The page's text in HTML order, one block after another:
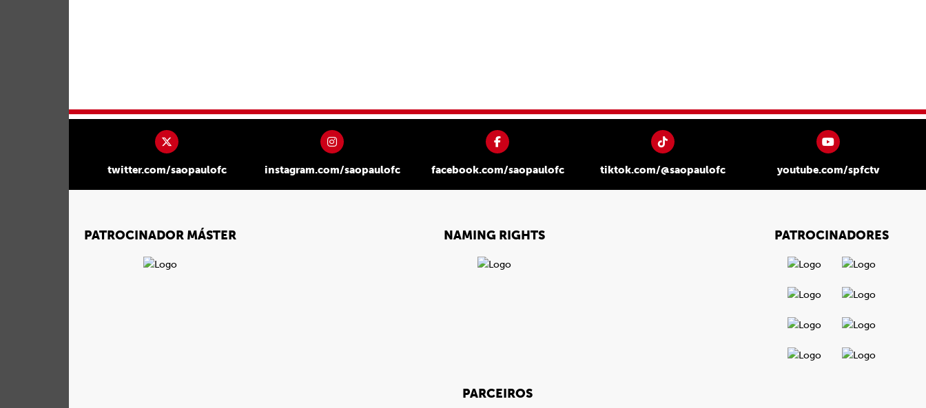
twitter.com/saopaulofc instagram.com/saopaulofc facebook.com/saopaulofc tiktok.com/@saopaulofc youtube.com/spfctv
PATROCINADOR MÁSTER NAMING RIGHTS PATROCINADORES
PARCEIROS